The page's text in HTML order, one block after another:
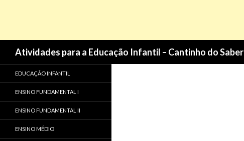
Atividades para a Educação Infantil – Cantinho do Saber
EDUCAÇÃO INFANTIL
ENSINO FUNDAMENTAL I
ENSINO FUNDAMENTAL II
ENSINO MÉDIO